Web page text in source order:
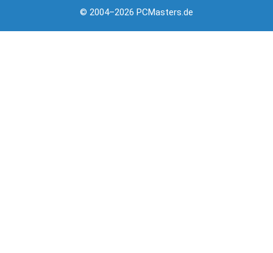
© 2004–2026 PCMasters.de